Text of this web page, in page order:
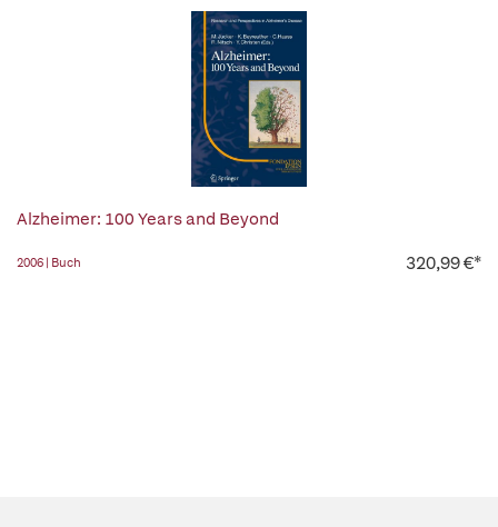
Alzheimer: 100 Years and Beyond
2006 | Buch 320,99 €*